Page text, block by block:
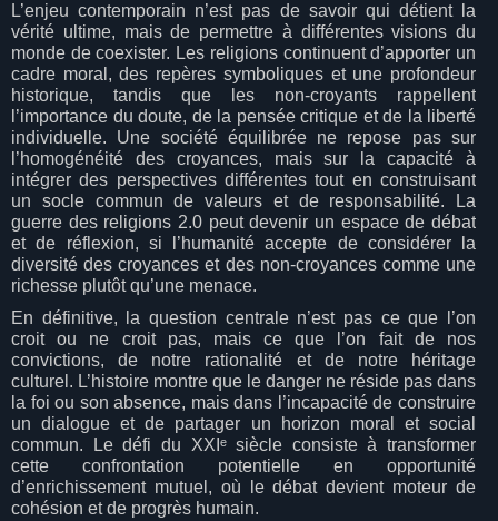
L’enjeu contemporain n’est pas de savoir qui détient la
vérité ultime, mais de permettre à différentes visions du
monde de coexister. Les religions continuent d’apporter un
cadre moral, des repères symboliques et une profondeur
historique, tandis que les non-croyants rappellent
l’importance du doute, de la pensée critique et de la liberté
individuelle. Une société équilibrée ne repose pas sur
l’homogénéité des croyances, mais sur la capacité à
intégrer des perspectives différentes tout en construisant
un socle commun de valeurs et de responsabilité. La
guerre des religions 2.0 peut devenir un espace de débat
et de réflexion, si l’humanité accepte de considérer la
diversité des croyances et des non-croyances comme une
richesse plutôt qu’une menace.
En définitive, la question centrale n’est pas ce que l’on
croit ou ne croit pas, mais ce que l’on fait de nos
convictions, de notre rationalité et de notre héritage
culturel. L’histoire montre que le danger ne réside pas dans
la foi ou son absence, mais dans l’incapacité de construire
un dialogue et de partager un horizon moral et social
commun. Le défi du XXIᵉ siècle consiste à transformer
cette confrontation potentielle en opportunité
d’enrichissement mutuel, où le débat devient moteur de
cohésion et de progrès humain.